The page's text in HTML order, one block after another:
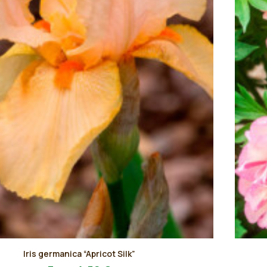
Iris germanica “Apricot Silk”